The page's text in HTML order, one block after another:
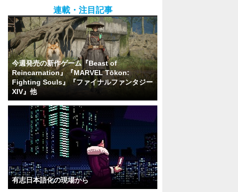
連載・注目記事
今週発売の新作ゲーム『Beast of
Reincarnation』『MARVEL Tōkon:
Fighting Souls』『ファイナルファンタジー
XIV』他
有志日本語化の現場から